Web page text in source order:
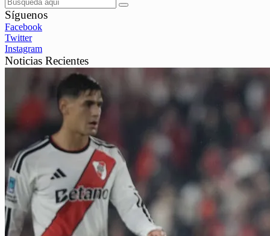
Síguenos
Facebook
Twitter
Instagram
Noticias Recientes